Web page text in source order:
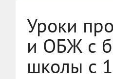
Уроки
и ОБЖ с
школы с